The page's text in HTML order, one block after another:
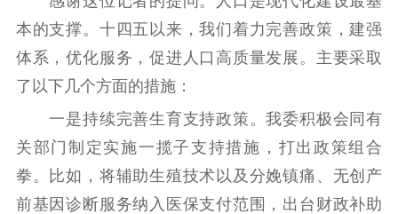
本的支撑。十四五以来，我们着力完善政策，建强
体系，优化服务，促进人口高质量发展。主要采取
了以下几个方面的措施：
一是持续完善生育支持政策。我委积极会同有
关部门制定实施一揽子支持措施，打出政策组合
拳。比如，将辅助生殖技术以及分娩镇痛、无创产
前基因诊断服务纳入医保支付范围，出台财政补助